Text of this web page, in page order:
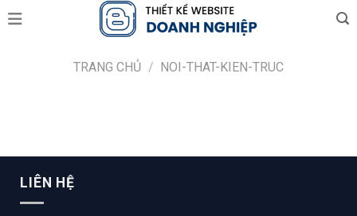
Skip
to
TRANG CHỦ / NOI-THAT-KIEN-TRUC
LIÊN HỆ